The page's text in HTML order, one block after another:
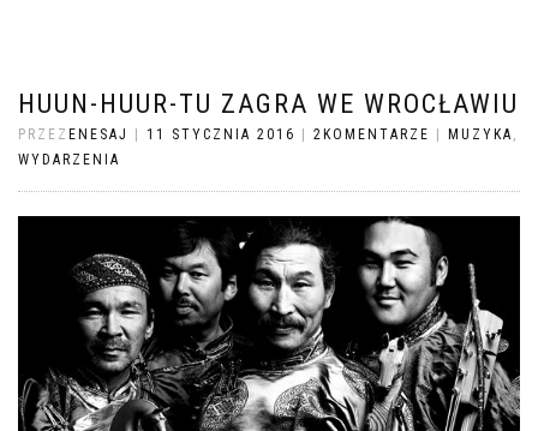
HUUN-HUUR-TU ZAGRA WE WROCŁAWIU
PRZEZ ENESAJ 11 STYCZNIA 2016 2KOMENTARZE MUZYKA ,
WYDARZENIA